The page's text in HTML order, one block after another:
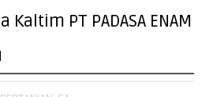
PT PADASA ENAM